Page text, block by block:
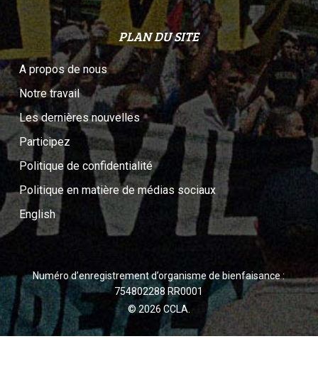
PLAN DU SITE
A propos de nous
Notre travail
Les dernières nouvelles
Participez
Politique de confidentialité
Politique en matière de médias sociaux
English
Numéro d’enregistrement d’organisme de bienfaisance :
754802288 RR0001
© 2026 CCLA.